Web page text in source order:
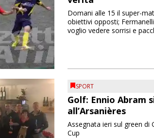
Domani alle 15 il super-
obiettivi opposti;
voglio vedere sorrisi e
SPORT
Golf: Ennio Abram
all’Arsanières
Assegnata ieri sul green
Cup